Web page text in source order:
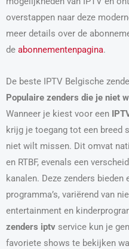
overstappen naar deze
meer details over de
de abonnementenpagina.
De beste IPTV Belgische
Populaire zenders die je niet
Wanneer je kiest voor een
krijg je toegang tot een breed
niet wilt missen. Dit omvat
en RTBF, evenals een
kanalen. Deze zenders
programma’s, variërend van
entertainment en
zenders iptv service kun je
favoriete shows te bekijken